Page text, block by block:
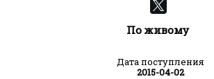
По живому
Дата поступления
2015-04-02